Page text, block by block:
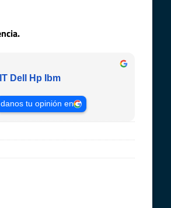
Dell Hp Ibm
danos tu opinión en